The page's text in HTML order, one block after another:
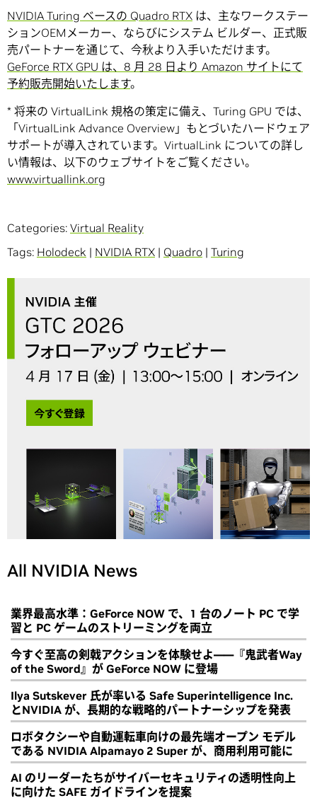
NVIDIA Turing ベースの Quadro RTX は、主なワークステー
ションOEMメーカー、ならびにシステム ビルダー、正式販
売パートナーを通じて、今秋より入手いただけます。
GeForce RTX GPU は、8 月 28 日より Amazon サイトにて
予約販売開始いたします。
* 将来の VirtualLink 規格の策定に備え、Turing GPU では、
「VirtualLink Advance Overview」もとづいたハードウェア
サポートが導入されています。VirtualLink についての詳し
い情報は、以下のウェブサイトをご覧ください。
www.virtuallink.org
Categories: Virtual Reality
Tags: Holodeck | NVIDIA RTX | Quadro | Turing
All NVIDIA News
業界最高水準：GeForce NOW で、1 台のノート PC で学
習と PC ゲームのストリーミングを両立
今すぐ至高の剣戟アクションを体験せよ――『鬼武者Way
of the Sword』が GeForce NOW に登場
Ilya Sutskever 氏が率いる Safe Superintelligence Inc.
とNVIDIA が、長期的な戦略的パートナーシップを発表
ロボタクシーや自動運転車向けの最先端オープン モデル
である NVIDIA Alpamayo 2 Super が、商用利用可能に
AI のリーダーたちがサイバーセキュリティの透明性向上
に向けた SAFE ガイドラインを提案